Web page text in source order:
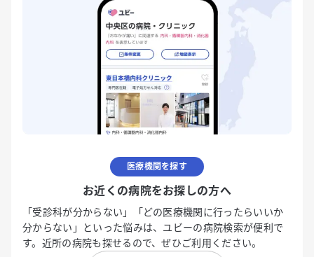
医療機関を探す
お近くの病院をお探しの方へ
「受診科が分からない」「どの医療機関に行ったらいいか
分からない」といった悩みは、ユビーの病院検索が便利で
す。近所の病院も探せるので、ぜひご利用ください。